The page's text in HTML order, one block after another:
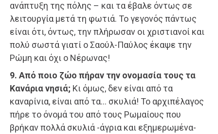
ανάπτυξη της πόλης – και τα έβαλε όντως σε
λειτουργία μετά τη φωτιά. Το γεγονός πάντως
είναι ότι, όντως, την πλήρωσαν οι χριστιανοί και
πολύ σωστά γιατί ο Σαούλ-Παύλος έκαψε την
Ρώμη και όχι ο Νέρωνας!
9. Από ποιο ζώο πήραν την ονομασία τους τα
Κανάρια νησιά; Κι όμως, δεν είναι από τα
καναρίνια, είναι από τα… σκυλιά! Το αρχιπέλαγος
πήρε το όνομά του από τους Ρωμαίους που
βρήκαν πολλά σκυλιά -άγρια και εξημερωμένα-